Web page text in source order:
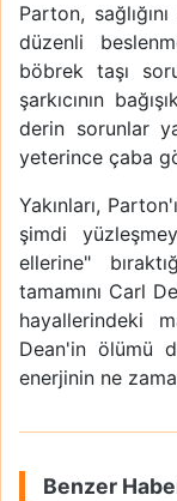
Parton,
düzenli
böbrek taşı
şarkıcının
derin sorunlar
yeterince çaba
Yakınları,
şimdi
ellerine"
tamamını Carl
hayallerindeki
Dean'in ölümü
enerjinin ne
Benzer